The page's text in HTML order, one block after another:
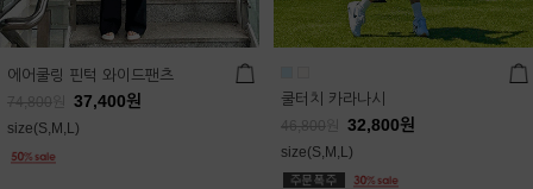
에어쿨링 핀턱 와이드팬츠
74,800 37,400원
size(S,M,L)
쿨터치 카라나시
46,800 32,800원
size(S,M,L)